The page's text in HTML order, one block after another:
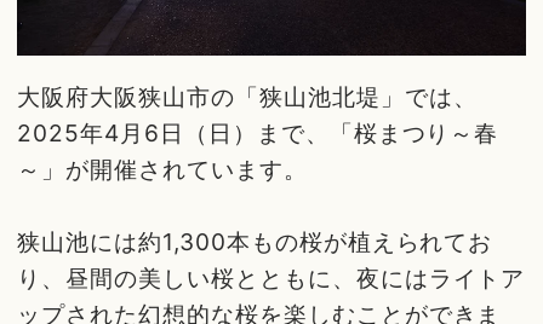
大阪府大阪狭山市の「狭山池北堤」では、
2025年4月6日（日）まで、「桜まつり～春
～」が開催されています。
狭山池には約1,300本もの桜が植えられてお
り、昼間の美しい桜とともに、夜にはライトア
ップされた幻想的な桜を楽しむことができま